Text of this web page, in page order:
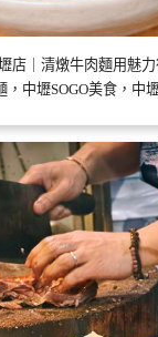
店｜清燉牛肉麵用魅
，中壢SOGO美食，中